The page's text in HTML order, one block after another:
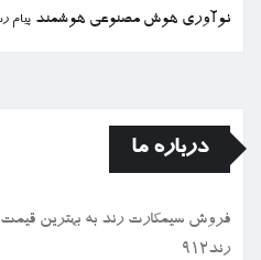
نوآوری هوش مصنوعی هوشمند پیام
درباره ما
فروش سیمكارت رند به بهترین
رند912